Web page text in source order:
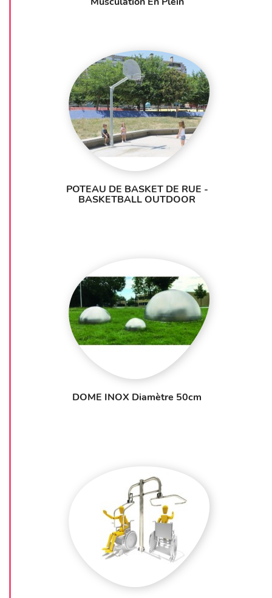
POTEAU DE BASKET DE RUE -
BASKETBALL OUTDOOR
DOME INOX Diamètre 50cm